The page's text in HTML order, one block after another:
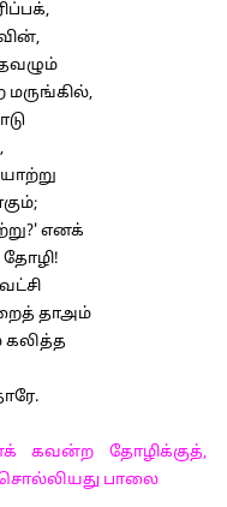
எனக்
தாஅம்
கலித்த
கவன்ற தோழிக்குத்,
பாலை